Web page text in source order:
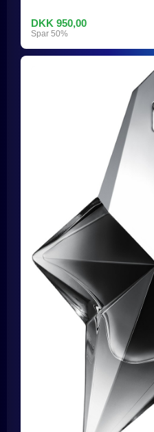
DKK 950,00
Spar 50%